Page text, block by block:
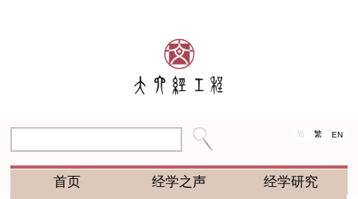
简 繁 EN
首页 经学之声
经学研究